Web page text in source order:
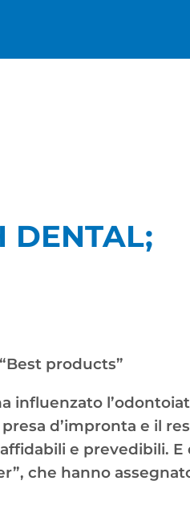
DENTAL;
products”
influenzato
d’impronta e il
e prevedibili. E
che hanno